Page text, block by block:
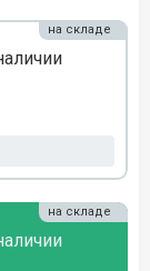
на складе
на складе